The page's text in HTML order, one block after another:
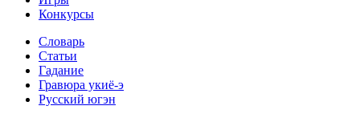
Конкурсы
Словарь
Статьи
Гадание
Гравюра укиё-э
Русский югэн